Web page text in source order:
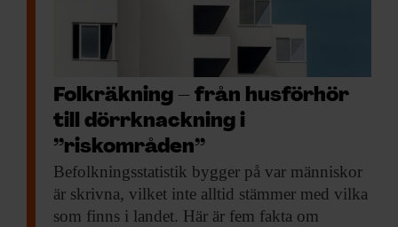
Folkräkning – från husförhör
till dörrknackning i
”riskområden”
Befolknings­statistik bygger på var människor
är skrivna, vilket inte alltid stämmer med vilka
som finns i landet. Här är fem fakta om